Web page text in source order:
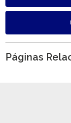
Páginas